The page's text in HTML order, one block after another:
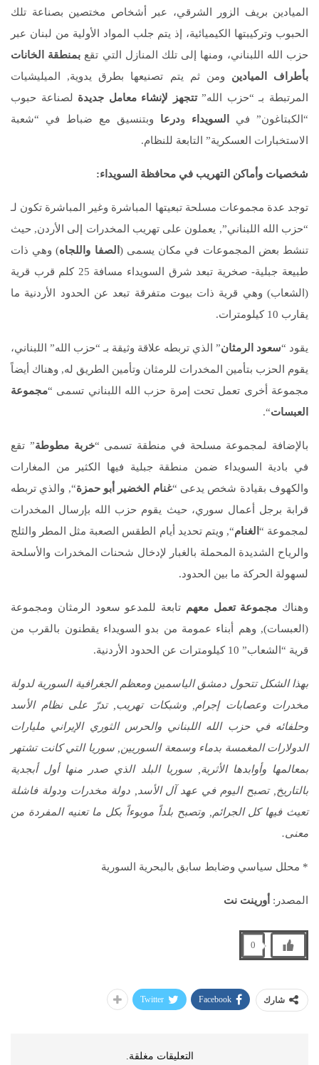
الميادين بريف الزور الشرقي، عبر أشخاص مختصين بصناعة تلك
الحبوب وتركيبتها الكيميائية، إذ يتم جلب المواد الأولية من لبنان عبر
حزب الله اللبناني، ومنها إلى تلك المنازل التي تقع بمنطقة الخانات
بأطراف الميادين ومن ثم يتم تصنيعها بطرق يدوية, الميليشيات
المرتبطة بـ “حزب الله”تتجهز لإنشاء معامل جديدة لصناعة حبوب
“الكبتاغون” في
السويداء ودرعا وبتنسيق مع ضباط في “شعبة
الاستخبارات العسكرية” التابعة للنظام.
شخصيات وأماكن التهريب في محافظة السويداء:
توجد عدة مجموعات مسلحة تبعيتها المباشرة وغير المباشرة تكون لـ
“حزب الله اللبناني”, يعملون على تهريب المخدرات إلى الأردن, حيث
تنشط بعض المجموعات في مكان يسمى ( الصفا واللجاه) وهي ذات
طبيعة جبلية- صخرية تبعد شرق السويداء مسافة 25 كلم قرب قرية
(الشعاب) وهي قرية ذات بيوت متفرقة تبعد عن الحدود الأردنية ما
يقارب 10 كيلومترات.
يقود “سعود الرمثان” الذي تربطه علاقة وثيقة بـ “حزب الله” اللبناني،
يقوم الحزب بتأمين المخدرات للرمثان وتأمين الطريق له, وهناك أيضاً
مجموعة أخرى تعمل تحت إمرة حزب الله اللبناني تسمى “مجموعة
العبسات“.
بالإضافة لمجموعة مسلحة في منطقة تسمى “خربة مطوطة” تقع
في بادية السويداء ضمن منطقة جبلية فيها الكثير من المغارات
والكهوف بقيادة شخص يدعى “غنام الخضير أبو حمزة“, والذي تربطه
قرابة برجل أعمال سوري، حيث يقوم حزب الله بإرسال المخدرات
لمجموعة “ الغنام“, ويتم تحديد أيام الطقس الصعبة مثل المطر والثلج
والرياح الشديدة المحملة بالغبار لإدخال شحنات المخدرات والأسلحة
لسهولة الحركة ما بين الحدود.
وهناك مجموعة تعمل معهم تابعة للمدعو سعود الرمثان ومجموعة
(العبسات), وهم أبناء عمومة من بدو السويداء يقطنون بالقرب من
قرية “الشعاب” 10 كيلومترات عن الحدود الأردنية.
بهذا الشكل تتحول دمشق الياسمين ومعظم الجغرافية السورية لدولة
مخدرات وعصابات إجرام, وشبكات تهريب, تدرّ على نظام الأسد
وحلفائه في حزب الله اللبناني والحرس الثوري الإيراني مليارات
الدولارات المغمسة بدماء وسمعة السوريين, سوريا التي كانت تشتهر
بمعالمها وأوابدها الأثرية, سوريا البلد الذي صدر منها أول أبجدية
بالتاريخ, تصبح اليوم في عهد آل الأسد, دولة مخدرات ودولة فاشلة
تعيث فيها كل الجرائم, وتصبح بلداً موبوءاً بكل ما تعنيه المفردة من
معنى.
* محلل سياسي وضابط سابق بالبحرية السورية
المصدر: أورينت نت
0
شارك Facebook
Twitter
التعليقات مغلقة.